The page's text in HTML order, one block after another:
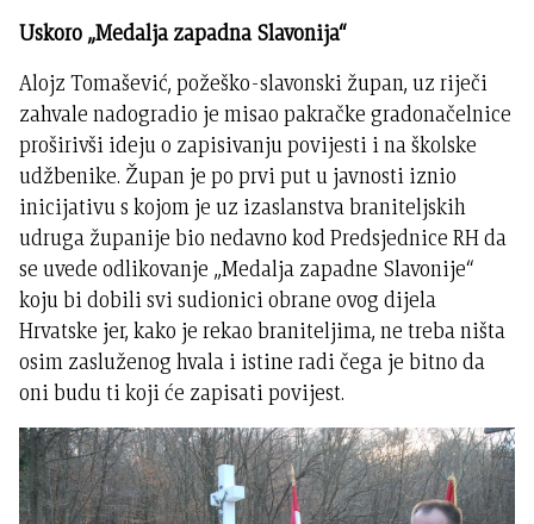
Uskoro „Medalja zapadna Slavonija“
Alojz Tomašević, požeško-slavonski župan, uz riječi
zahvale nadogradio je misao pakračke gradonačelnice
proširivši ideju o zapisivanju povijesti i na školske
udžbenike. Župan je po prvi put u javnosti iznio
inicijativu s kojom je uz izaslanstva braniteljskih
udruga županije bio nedavno kod Predsjednice RH da
se uvede odlikovanje „Medalja zapadne Slavonije“
koju bi dobili svi sudionici obrane ovog dijela
Hrvatske jer, kako je rekao braniteljima, ne treba ništa
osim zasluženog hvala i istine radi čega je bitno da
oni budu ti koji će zapisati povijest.